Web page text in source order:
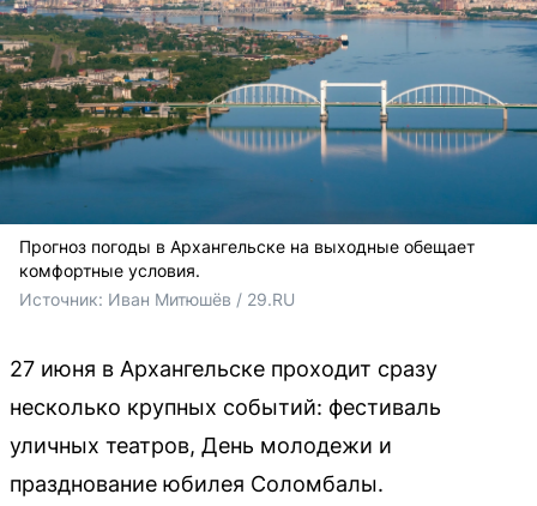
Прогноз погоды в Архангельске на выходные обещает
комфортные условия.
Источник: Иван Митюшёв / 29.RU
27 июня в Архангельске проходит сразу
несколько крупных событий: фестиваль
уличных театров, День молодежи и
празднование юбилея Соломбалы.